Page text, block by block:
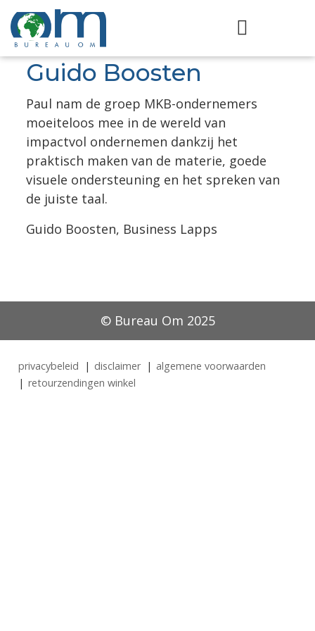
Guido Boosten
Paul nam de groep MKB-ondernemers
moeiteloos mee in de wereld van
impactvol ondernemen dankzij het
praktisch maken van de materie, goede
visuele ondersteuning en het spreken van
de juiste taal.
Guido Boosten, Business Lapps
© Bureau Om 2025
privacybeleid disclaimer
algemene voorwaarden
retourzendingen winkel